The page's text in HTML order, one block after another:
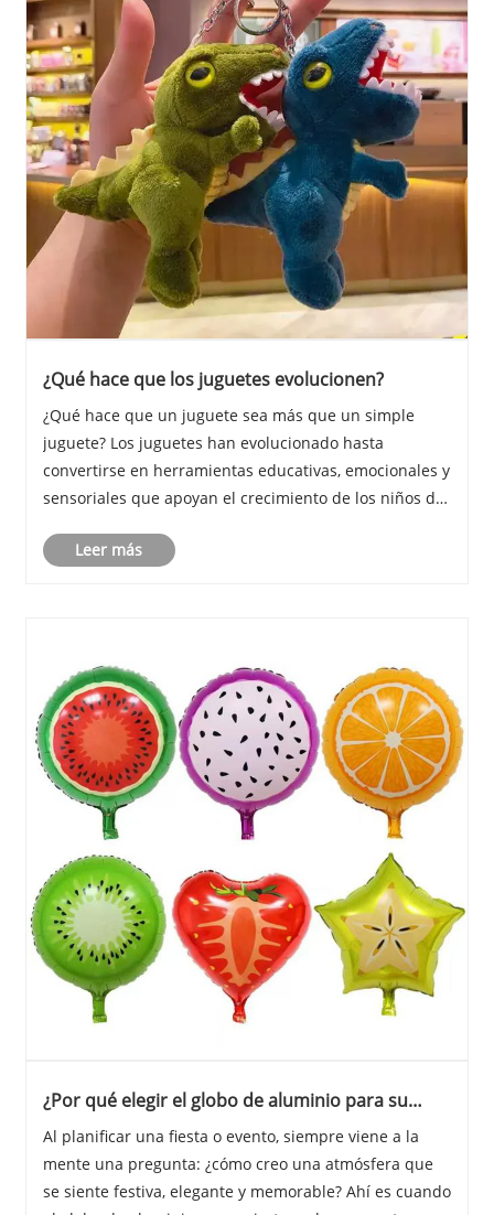
¿Qué hace que los juguetes evolucionen?
¿Qué hace que un juguete sea más que un simple
juguete? Los juguetes han evolucionado hasta
convertirse en herramientas educativas, emocionales y
sensoriales que apoyan el crecimiento de los niños de
la imaginación hasta desarrollar la motricidad f......
Leer más
¿Por qué elegir el globo de aluminio para su
Al planificar una fiesta o evento, siempre viene a la
mente una pregunta: ¿cómo creo una atmósfera que
se siente festiva, elegante y memorable? Ahí es cuando